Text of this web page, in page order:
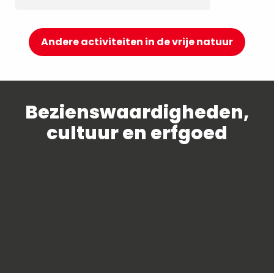
Andere activiteiten in de vrije natuur
Bezienswaardigheden,
cultuur en erfgoed